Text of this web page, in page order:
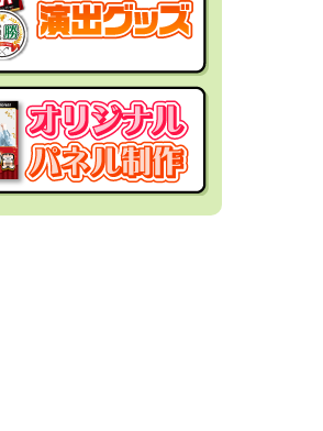
金運アップ！？景品
男性向け景品
女性向け景品
福利厚生・インセンティブ
結婚式の景品
忘年会の景品